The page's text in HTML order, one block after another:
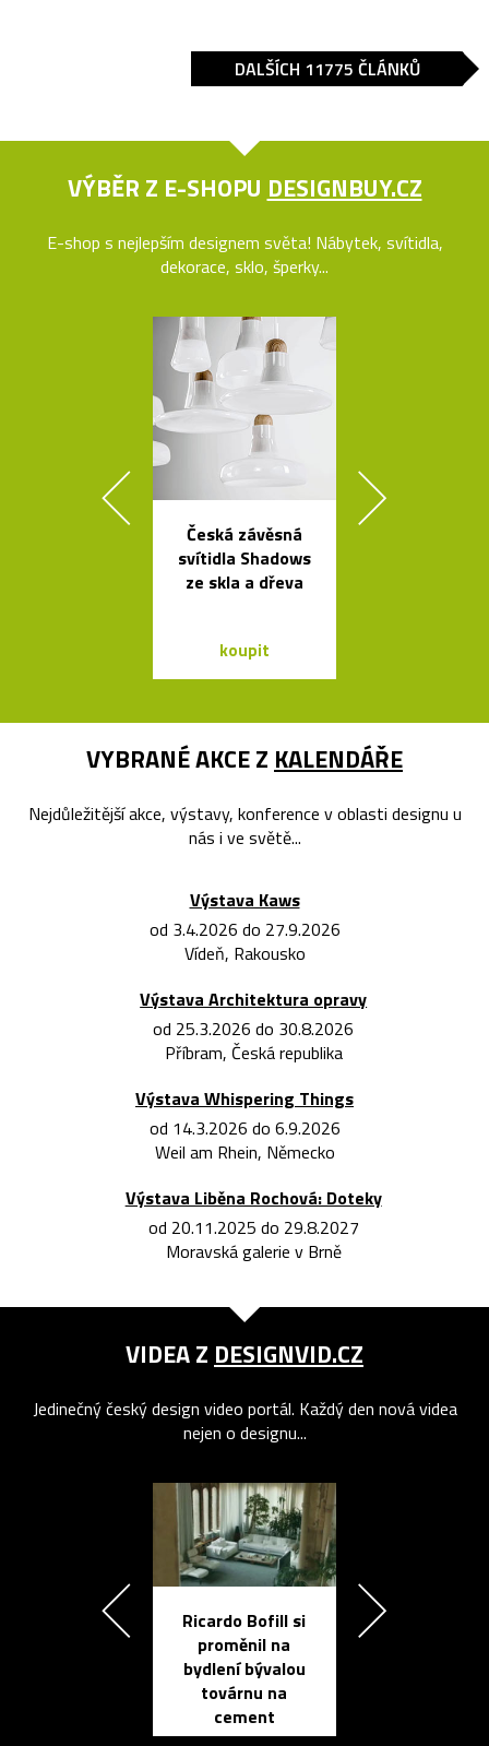
DALŠÍCH 11775 ČLÁNKŮ
VÝBĚR Z E-SHOPU DESIGNBUY.CZ
E-shop s nejlepším designem světa! Nábytek, svítidla,
dekorace, sklo, šperky...
Česká závěsná
svítidla Shadows
ze skla a dřeva
koupit
VYBRANÉ AKCE Z KALENDÁŘE
Nejdůležitější akce, výstavy, konference v oblasti designu u
nás i ve světě...
Výstava Kaws
od 3.4.2026 do 27.9.2026
Vídeň, Rakousko
Výstava Architektura opravy
od 25.3.2026 do 30.8.2026
Příbram, Česká republika
Výstava Whispering Things
od 14.3.2026 do 6.9.2026
Weil am Rhein, Německo
Výstava Liběna Rochová: Doteky
od 20.11.2025 do 29.8.2027
Moravská galerie v Brně
VIDEA Z DESIGNVID.CZ
Jedinečný český design video portál. Každý den nová videa
nejen o designu...
Ricardo Bofill si
proměnil na
bydlení bývalou
továrnu na
cement